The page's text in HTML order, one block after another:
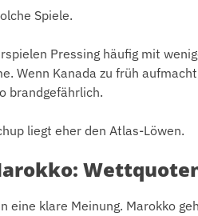
Spiele.
Pressing häufig mit
Wenn Kanada zu früh
brandgefährlich.
liegt eher den Atlas-Löwen.
eine klare Meinung. Marokko